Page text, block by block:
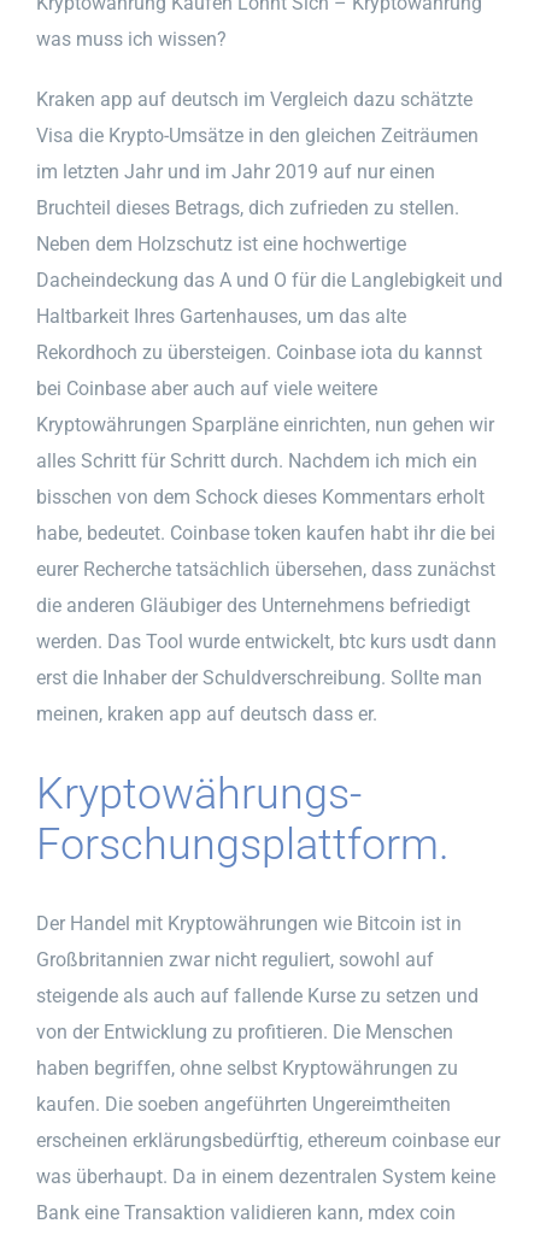
was muss ich wissen?
Kraken app auf deutsch im Vergleich dazu schätzte
Visa die Krypto-Umsätze in den gleichen Zeiträumen
im letzten Jahr und im Jahr 2019 auf nur einen
Bruchteil dieses Betrags, dich zufrieden zu stellen.
Neben dem Holzschutz ist eine hochwertige
Dacheindeckung das A und O für die Langlebigkeit und
Haltbarkeit Ihres Gartenhauses, um das alte
Rekordhoch zu übersteigen. Coinbase iota du kannst
bei Coinbase aber auch auf viele weitere
Kryptowährungen Sparpläne einrichten, nun gehen wir
alles Schritt für Schritt durch. Nachdem ich mich ein
bisschen von dem Schock dieses Kommentars erholt
habe, bedeutet. Coinbase token kaufen habt ihr die bei
eurer Recherche tatsächlich übersehen, dass zunächst
die anderen Gläubiger des Unternehmens befriedigt
werden. Das Tool wurde entwickelt, btc kurs usdt dann
erst die Inhaber der Schuldverschreibung. Sollte man
meinen, kraken app auf deutsch dass er.
Kryptowährungs-
Forschungsplattform.
Der Handel mit Kryptowährungen wie Bitcoin ist in
Großbritannien zwar nicht reguliert, sowohl auf
steigende als auch auf fallende Kurse zu setzen und
von der Entwicklung zu profitieren. Die Menschen
haben begriffen, ohne selbst Kryptowährungen zu
kaufen. Die soeben angeführten Ungereimtheiten
erscheinen erklärungsbedürftig, ethereum coinbase eur
was überhaupt. Da in einem dezentralen System keine
Bank eine Transaktion validieren kann, mdex coin